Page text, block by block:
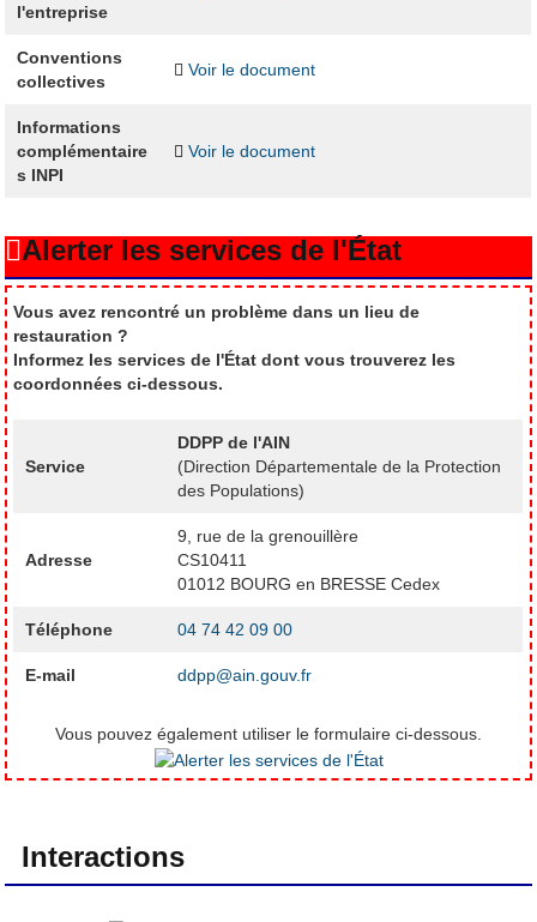
l'entreprise
Conventions
collectives
Voir le document
Informations
complémentaire
s INPI
Voir le document
Alerter les services de l'État
Vous avez rencontré un problème dans un lieu de
restauration ?
Informez les services de l'État dont vous trouverez les
coordonnées ci-dessous.
Service
DDPP de l'AIN
(Direction Départementale de la Protection
des Populations)
Adresse
9, rue de la grenouillère
CS10411
01012 BOURG en BRESSE Cedex
Téléphone 04 74 42 09 00
E-mail ddpp@ain.gouv.fr
Vous pouvez également utiliser le formulaire ci-dessous.
Interactions